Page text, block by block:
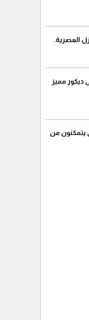
العصرية.
ديكور مميز
يتمكنون من